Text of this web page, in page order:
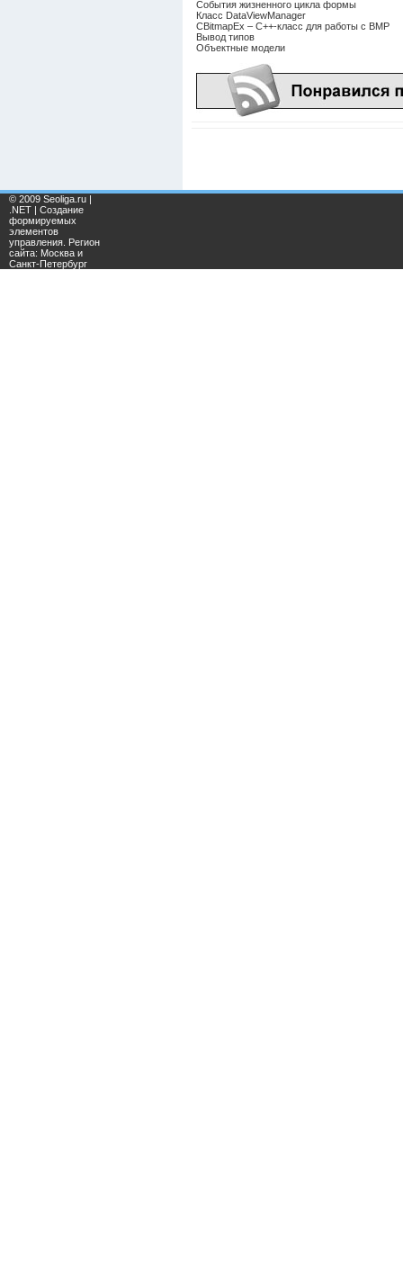
События жизненного цикла формы
Класс DataViewManager
CBitmapEx – C++-класс для работы с BMP
Вывод типов
Объектные модели
© 2009 Seoliga.ru |
.NET | Создание
формируемых
элементов
управления. Регион
сайта: Москва и
Санкт-Петербург